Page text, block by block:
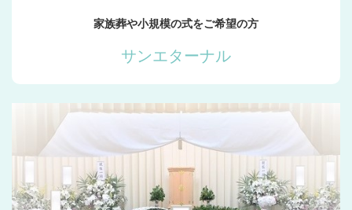
家族葬や小規模の式をご希望の方
サンエターナル